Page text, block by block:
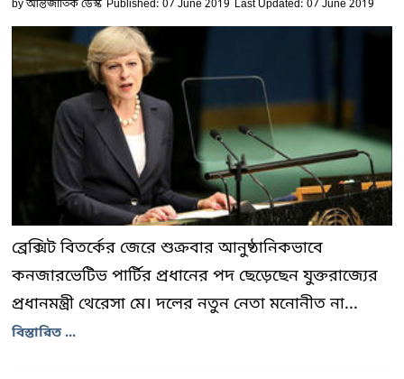
byআন্তর্জাতিক ডেস্ক Published: 07 June 2019 Last Updated: 07 June 2019
ব্রেক্সিট বিতর্কের জেরে শুক্রবার আনুষ্ঠানিকভাবে
কনজারভেটিভ পার্টির প্রধানের পদ ছেড়েছেন যুক্তরাজ্যের
প্রধানমন্ত্রী থেরেসা মে। দলের নতুন নেতা মনোনীত না...
বিস্তারিত ...